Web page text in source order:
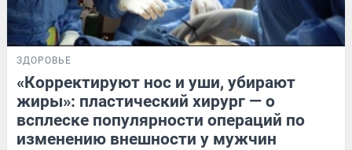
ЗДОРОВЬЕ
«Корректируют нос и уши, убирают
жиры»: пластический хирург — о
всплеске популярности операций по
изменению внешности у мужчин